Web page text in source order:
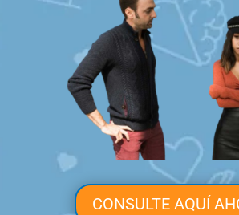
CONSULTE AQUÍ